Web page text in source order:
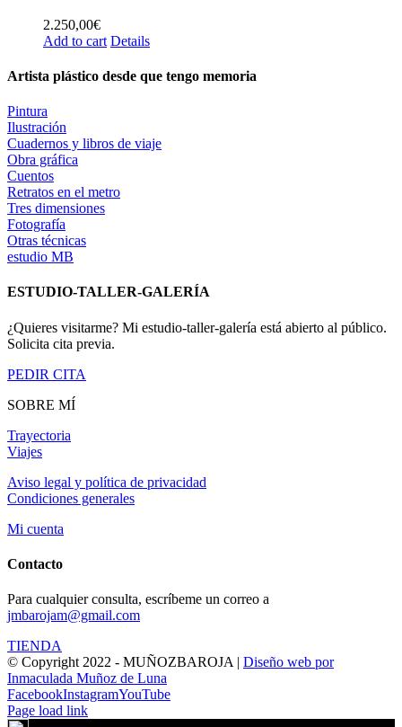
2.250,00€
Add to cart Details
Artista plástico desde que tengo memoria
Pintura
Ilustración
Cuadernos y libros de viaje
Obra gráfica
Cuentos
Retratos en el metro
Tres dimensiones
Fotografía
Otras técnicas
estudio MB
ESTUDIO-TALLER-GALERÍA
¿Quieres visitarme? Mi estudio-taller-galería está abierto al público.
Solicita cita previa.
PEDIR CITA
SOBRE MÍ
Trayectoria
Viajes
Aviso legal y política de privacidad
Condiciones generales
Mi cuenta
Contacto
Para cualquier consulta, escríbeme un correo a
jmbarojam@gmail.com
TIENDA
© Copyright 2022 - MUÑOZBAROJA | Diseño web por
Inmaculada Muñoz de Luna
FacebookInstagramYouTube
Page load link